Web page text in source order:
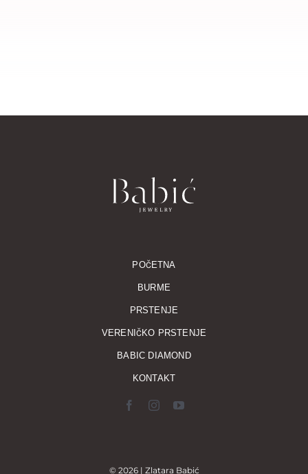
POČETNA
BURME
PRSTENJE
VERENIČKO PRSTENJE
BABIC DIAMOND
KONTAKT
© 2026 | Zlatara Babić